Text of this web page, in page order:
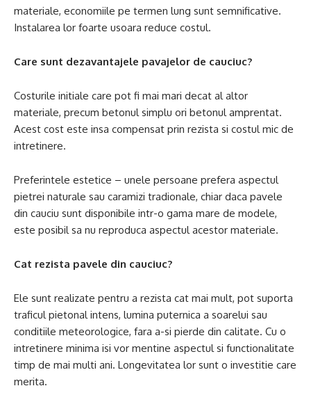
materiale, economiile pe termen lung sunt semnificative.
Instalarea lor foarte usoara reduce costul.
Care sunt dezavantajele pavajelor de cauciuc?
Costurile initiale care pot fi mai mari decat al altor
materiale, precum betonul simplu ori betonul amprentat.
Acest cost este insa compensat prin rezista si costul mic de
intretinere.
Preferintele estetice – unele persoane prefera aspectul
pietrei naturale sau caramizi tradionale, chiar daca pavele
din cauciu sunt disponibile intr-o gama mare de modele,
este posibil sa nu reproduca aspectul acestor materiale.
Cat rezista pavele din cauciuc?
Ele sunt realizate pentru a rezista cat mai mult, pot suporta
traficul pietonal intens, lumina puternica a soarelui sau
conditiile meteorologice, fara a-si pierde din calitate. Cu o
intretinere minima isi vor mentine aspectul si functionalitate
timp de mai multi ani. Longevitatea lor sunt o investitie care
merita.